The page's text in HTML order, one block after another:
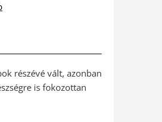
részévé vált, azonban
is fokozottan